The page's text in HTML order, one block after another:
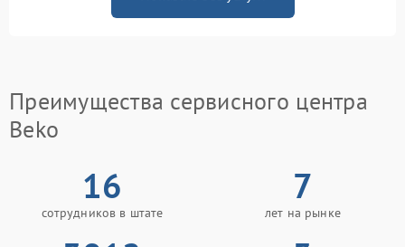
Преимущества сервисного центра
Beko
16
сотрудников в штате
7
лет на рынке